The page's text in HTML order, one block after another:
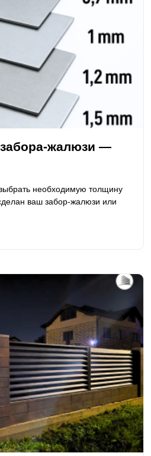
жалюзи —
необходимую толщину
ваш забор-жалюзи или